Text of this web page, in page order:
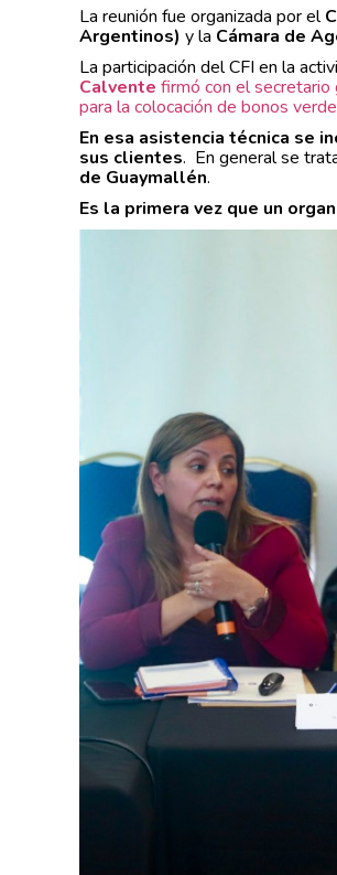
La reunión fue organizada por el
Argentinos) y la Cámara de
La participación del CFI en la
Calvente firmó con el secretario
para la colocación de bonos
En esa asistencia técnica se
sus clientes. En general se
de Guaymallén.
Es la primera vez que un